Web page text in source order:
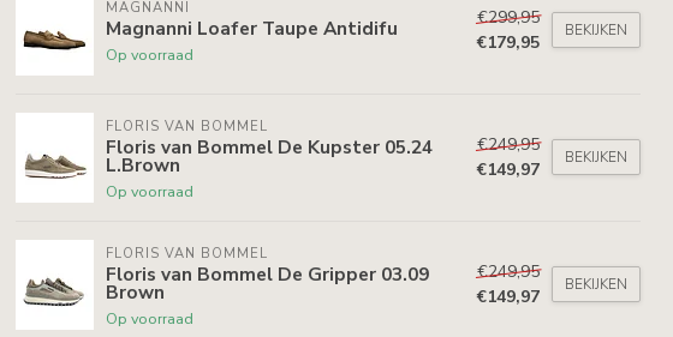
MAGNANNI
Magnanni Loafer Taupe Antidifu
Op voorraad
€299,95
€179,95
BEKIJKEN
FLORIS VAN BOMMEL
Floris van Bommel De Kupster 05.24
L.Brown
Op voorraad
€249,95
€149,97
BEKIJKEN
FLORIS VAN BOMMEL
Floris van Bommel De Gripper 03.09
Brown
Op voorraad
€249,95
€149,97
BEKIJKEN